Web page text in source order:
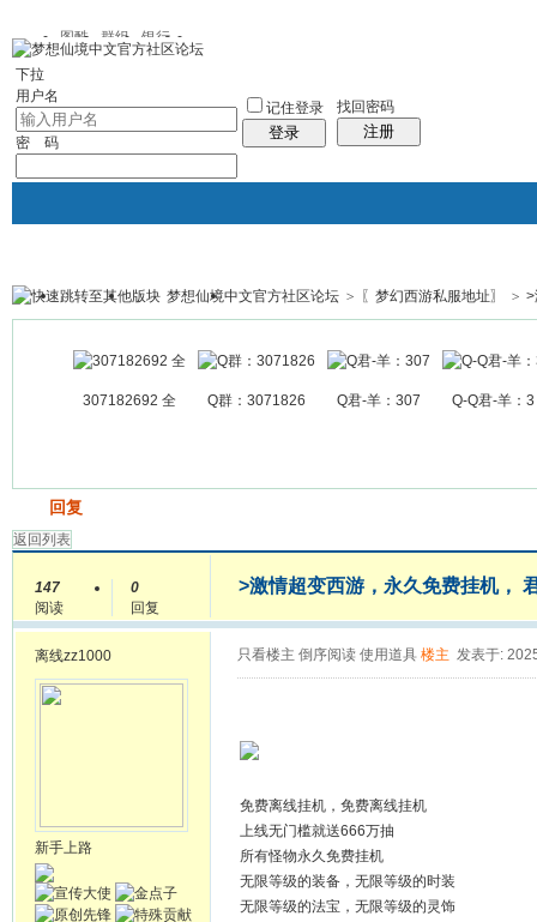
图酷 群组 银行
下拉
用户名
密 码
记住登录
登录
找回密码
注册
银行 群组聚合 我的空间
帖子
梦想仙境中文官方社区论坛 > 〖梦幻西游私服地址〗 > >
307182692 全 Q群：3071826 Q君-羊：307 Q-Q君-羊：3
回复
返回列表
147
阅读
0
回复
>激情超变西游，永久免费挂机，
离线zz1000
新手上路
只看楼主 倒序阅读 使用道具 楼主 发表于:
免费离线挂机，免费离线挂机
上线无门槛就送666万抽
所有怪物永久免费挂机
无限等级的装备，无限等级的时装
无限等级的法宝，无限等级的灵饰